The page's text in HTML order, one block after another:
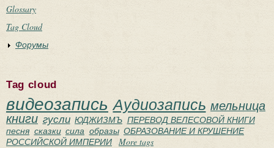
Glossary
Tag Cloud
Форумы
Tag cloud
видеозапись Аудиозапись мельница
книги гусли ЮДЖИЗМЪ ПЕРЕВОД ВЕЛЕСОВОЙ КНИГИ
песня сказки сила образы ОБРАЗОВАНИЕ И КРУШЕНИЕ
РОССИЙСКОЙ ИМПЕРИИ More tags